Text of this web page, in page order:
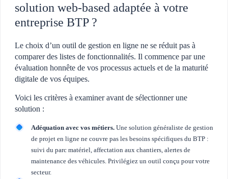
solution web-based adaptée à votre
entreprise BTP ?
Le choix d’un outil de gestion en ligne ne se réduit pas à
comparer des listes de fonctionnalités. Il commence par une
évaluation honnête de vos processus actuels et de la maturité
digitale de vos équipes.
Voici les critères à examiner avant de sélectionner une
solution :
Adéquation avec vos métiers. Une solution généraliste de gestion
de projet en ligne ne couvre pas les besoins spécifiques du BTP :
suivi du parc matériel, affectation aux chantiers, alertes de
maintenance des véhicules. Privilégiez un outil conçu pour votre
secteur.